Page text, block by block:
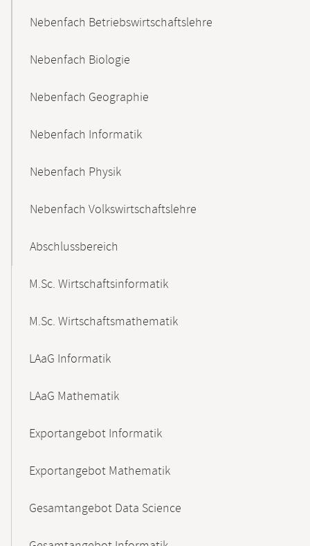
Nebenfach Betriebswirtschaftslehre
Nebenfach Biologie
Nebenfach Geographie
Nebenfach Informatik
Nebenfach Physik
Nebenfach Volkswirtschaftslehre
Abschlussbereich
M.Sc. Wirtschaftsinformatik
M.Sc. Wirtschaftsmathematik
LAaG Informatik
LAaG Mathematik
Exportangebot Informatik
Exportangebot Mathematik
Gesamtangebot Data Science